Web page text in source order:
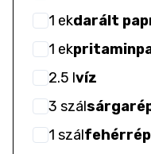
1 ekdarált
1 ek
2.5 lvíz
3 szál
1 szál